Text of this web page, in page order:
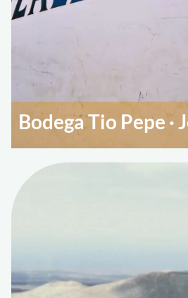
Bodega Tio Pepe ·